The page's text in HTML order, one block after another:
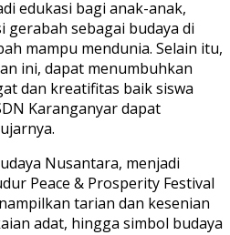
edukasi bagi anak-anak,
sebagai budaya di
mampu mendunia. Selain itu,
ini, dapat menumbuhkan
dan kreatifitas baik siswa
Karanganyar dapat
Nusantara, menjadi
Peace & Prosperity Festival
tarian dan kesenian
adat, hingga simbol budaya